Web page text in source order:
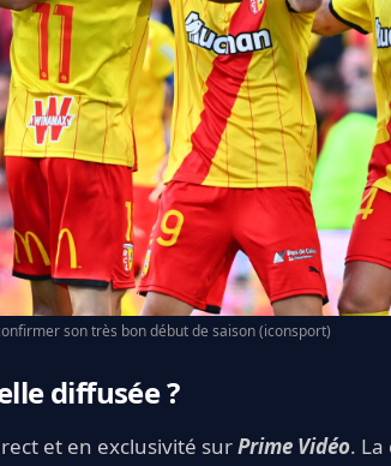
son très bon début de saison (iconsport)
diffusée ?
et en exclusivité surPrime Vidéo.